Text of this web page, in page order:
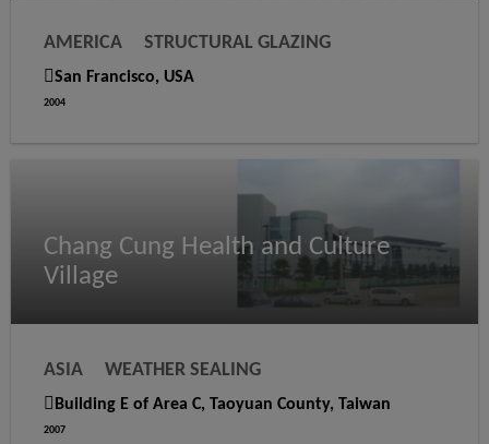
AMERICA
STRUCTURAL GLAZING
WEATHER SEALING
San Francisco, USA
2004
Chang Cung Health and Culture
Village
ASIA
WEATHER SEALING
STRUCTURAL GLAZING
Building E of Area C, Taoyuan County, Taiwan
2007